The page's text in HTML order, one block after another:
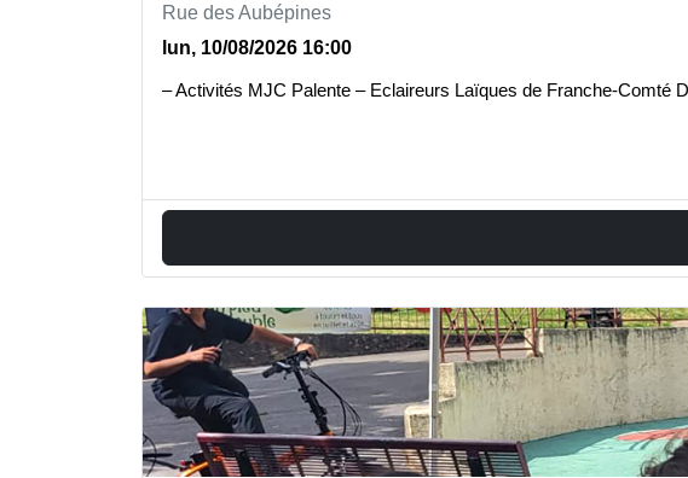
Rue des Aubépines
lun, 10/08/2026 16:00
– Activités MJC Palente – Eclaireurs Laïques de Franche-Comté